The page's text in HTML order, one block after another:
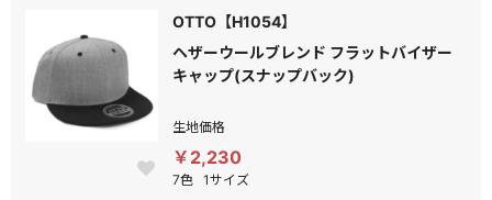
OTTO【H1054】
ヘザーウールブレンド フラットバイザー
キャップ(スナップバック)
生地価格
￥2,230
7色 1サイズ